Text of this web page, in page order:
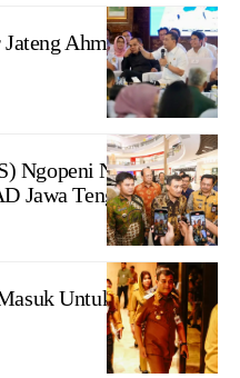
Ahmad Luthfi
Ngopeni Nglakoni
Jawa Tengah
Untuk Genjot